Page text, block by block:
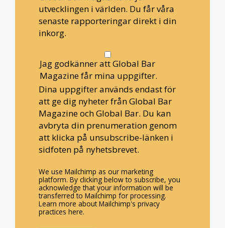
utvecklingen i världen. Du får våra
senaste rapporteringar direkt i din
inkorg.
Jag godkänner att Global Bar
Magazine får mina uppgifter.
Dina uppgifter används endast för
att ge dig nyheter från Global Bar
Magazine och Global Bar. Du kan
avbryta din prenumeration genom
att klicka på unsubscribe-länken i
sidfoten på nyhetsbrevet.
We use Mailchimp as our marketing
platform. By clicking below to subscribe, you
acknowledge that your information will be
transferred to Mailchimp for processing.
Learn more about Mailchimp's privacy
practices here.